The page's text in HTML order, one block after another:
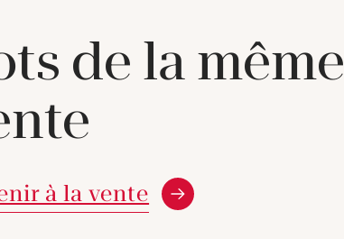
de la même
à la vente